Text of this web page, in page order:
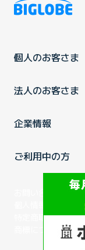
個人のお客さま
法人のお客さま
企業情報
ご利用中の方
消
個人情報保護ポリ
特定商取引法に基
商標について